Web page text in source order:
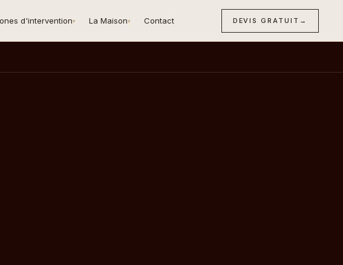
d'intervention▾ La Maison▾ Contact DEVIS GRATUIT →